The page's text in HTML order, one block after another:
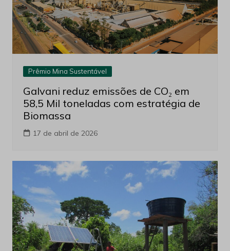
Prêmio Mina Sustentável
Galvani reduz emissões de CO₂ em
58,5 Mil toneladas com estratégia de
Biomassa
17 de abril de 2026